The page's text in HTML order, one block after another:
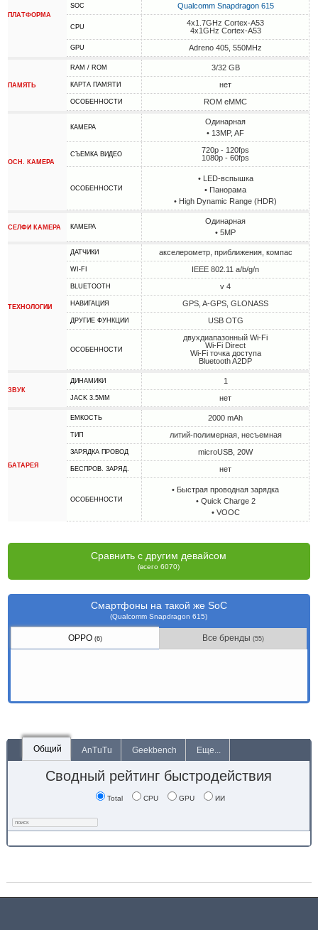
ПЛАТФОРМА
SOC Qualcomm Snapdragon 615
CPU
4x1.7GHz Cortex-A53
4x1GHz Cortex-A53
GPU Adreno 405, 550MHz
ПАМЯТЬ
RAM / ROM 3/32 GB
КАРТА ПАМЯТИ нет
ОСОБЕННОСТИ ROM eMMC
ОСН. КАМЕРА
КАМЕРА
Одинарная
• 13MP, AF
СЪЕМКА ВИДЕО
720p - 120fps
1080p - 60fps
ОСОБЕННОСТИ
• LED-вспышка
• Панорама
• High Dynamic Range (HDR)
СЕЛФИ КАМЕРА КАМЕРА
Одинарная
• 5MP
ТЕХНОЛОГИИ
ДАТЧИКИ акселерометр, приближения, компас
WI-FI IEEE 802.11 a/b/g/n
BLUETOOTH v 4
НАВИГАЦИЯ GPS, A-GPS, GLONASS
ДРУГИЕ ФУНКЦИИ USB OTG
ОСОБЕННОСТИ
двухдиапазонный Wi-Fi
Wi-Fi Direct
Wi-Fi точка доступа
Bluetooth A2DP
ЗВУК
ДИНАМИКИ 1
JACK 3.5MM нет
БАТАРЕЯ
ЕМКОСТЬ 2000 mAh
ТИП литий-полимерная, несъемная
ЗАРЯДКА ПРОВОД microUSB, 20W
БЕСПРОВ. ЗАРЯД. нет
ОСОБЕННОСТИ
• Быстрая проводная зарядка
• Quick Charge 2
• VOOC
Сравнить с другим девайсом
(всего 6070)
Смартфоны на такой же SoC
(Qualcomm Snapdragon 615)
OPPO(6) Все бренды(55)
Общий AnTuTu Geekbench Еще...
Сводный рейтинг быстродействия
Total CPU GPU ИИ